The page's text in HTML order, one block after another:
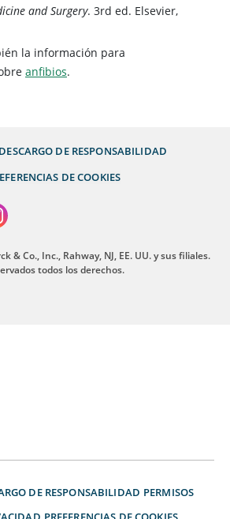
and Surgery. 3rd ed. Elsevier,
la información para
anfibios.
DESCARGO DE RESPONSABILIDAD
DE COOKIES
& Co., Inc., Rahway, NJ, EE. UU. y sus filiales.
todos los derechos.
DE RESPONSABILIDAD PERMISOS